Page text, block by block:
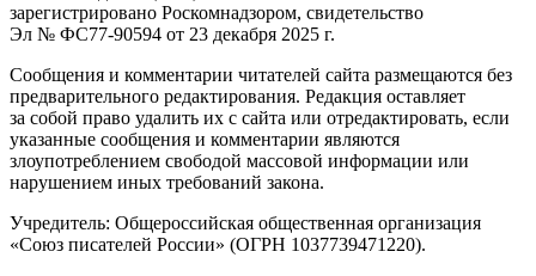
зарегистрировано Роскомнадзором, свидетельство
Эл № ФС77-90594 от 23 декабря 2025 г.
Сообщения и комментарии читателей сайта размещаются без
предварительного редактирования. Редакция оставляет
за собой право удалить их с сайта или отредактировать, если
указанные сообщения и комментарии являются
злоупотреблением свободой массовой информации или
нарушением иных требований закона.
Учредитель: Общероссийская общественная организация
«Союз писателей России» (ОГРН 1037739471220).